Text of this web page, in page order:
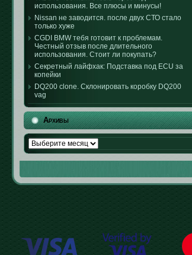
использования. Все плюсы и минусы!
Nissan не заводится. после двух СТО стало
только хуже
CGDI BMW тебя готовит к проблемам.
Честный отзыв после длительного
использования. Стоит ли покупать?
Секретный лайфхак: Подставка под ECU за
копейки
DQ200 clone. Склонировать коробку DQ200
vag
Архивы
Архивы